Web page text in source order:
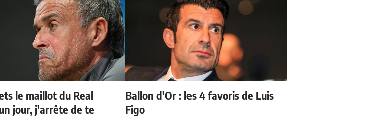
le maillot du Real
jour, j'arrête de te
Ballon d'Or : les 4 favoris de Luis
Figo